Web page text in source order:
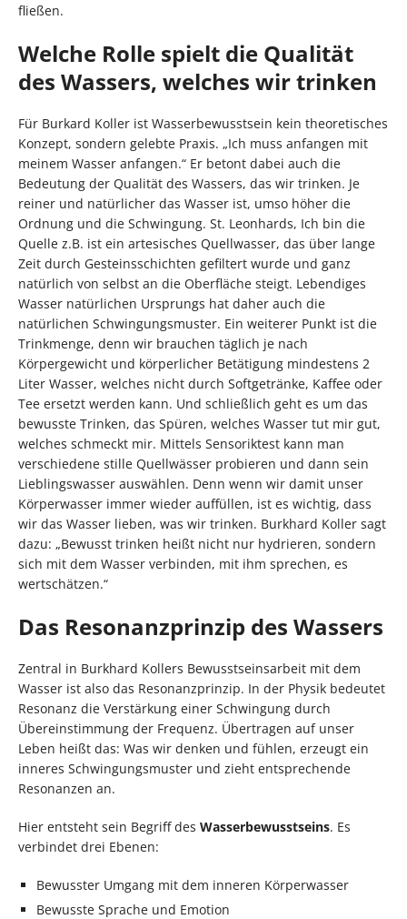
fließen.
Welche Rolle spielt die Qualität
des Wassers, welches wir trinken
Für Burkard Koller ist Wasserbewusstsein kein theoretisches
Konzept, sondern gelebte Praxis. „Ich muss anfangen mit
meinem Wasser anfangen.“ Er betont dabei auch die
Bedeutung der Qualität des Wassers, das wir trinken. Je
reiner und natürlicher das Wasser ist, umso höher die
Ordnung und die Schwingung. St. Leonhards, Ich bin die
Quelle z.B. ist ein artesisches Quellwasser, das über lange
Zeit durch Gesteinsschichten gefiltert wurde und ganz
natürlich von selbst an die Oberfläche steigt. Lebendiges
Wasser natürlichen Ursprungs hat daher auch die
natürlichen Schwingungsmuster. Ein weiterer Punkt ist die
Trinkmenge, denn wir brauchen täglich je nach
Körpergewicht und körperlicher Betätigung mindestens 2
Liter Wasser, welches nicht durch Softgetränke, Kaffee oder
Tee ersetzt werden kann. Und schließlich geht es um das
bewusste Trinken, das Spüren, welches Wasser tut mir gut,
welches schmeckt mir. Mittels Sensoriktest kann man
verschiedene stille Quellwässer probieren und dann sein
Lieblingswasser auswählen. Denn wenn wir damit unser
Körperwasser immer wieder auffüllen, ist es wichtig, dass
wir das Wasser lieben, was wir trinken. Burkhard Koller sagt
dazu: „Bewusst trinken heißt nicht nur hydrieren, sondern
sich mit dem Wasser verbinden, mit ihm sprechen, es
wertschätzen.“
Das Resonanzprinzip des Wassers
Zentral in Burkhard Kollers Bewusstseinsarbeit mit dem
Wasser ist also das Resonanzprinzip. In der Physik bedeutet
Resonanz die Verstärkung einer Schwingung durch
Übereinstimmung der Frequenz. Übertragen auf unser
Leben heißt das: Was wir denken und fühlen, erzeugt ein
inneres Schwingungsmuster und zieht entsprechende
Resonanzen an.
Hier entsteht sein Begriff des Wasserbewusstseins. Es
verbindet drei Ebenen:
Bewusster Umgang mit dem inneren Körperwasser
Bewusste Sprache und Emotion